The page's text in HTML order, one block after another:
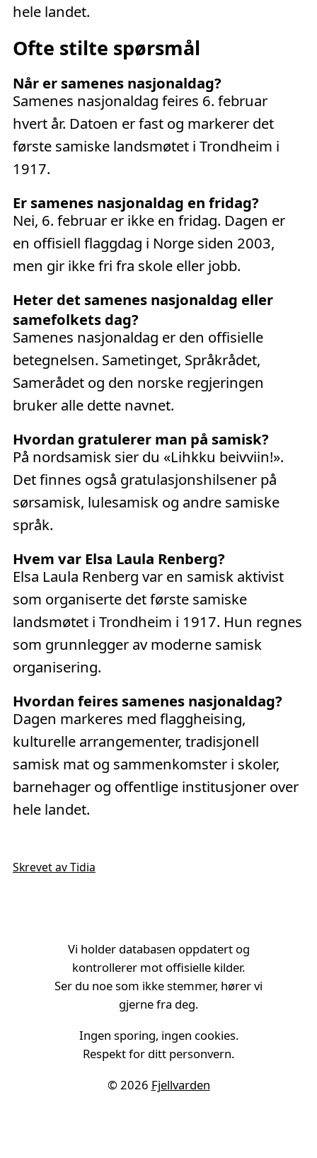
hele landet.
Ofte stilte spørsmål
Når er samenes nasjonaldag?
Samenes nasjonaldag feires 6. februar
hvert år. Datoen er fast og markerer det
første samiske landsmøtet i Trondheim i
1917.
Er samenes nasjonaldag en fridag?
Nei, 6. februar er ikke en fridag. Dagen er
en offisiell flaggdag i Norge siden 2003,
men gir ikke fri fra skole eller jobb.
Heter det samenes nasjonaldag eller
samefolkets dag?
Samenes nasjonaldag er den offisielle
betegnelsen. Sametinget, Språkrådet,
Samerådet og den norske regjeringen
bruker alle dette navnet.
Hvordan gratulerer man på samisk?
På nordsamisk sier du «Lihkku beivviin!».
Det finnes også gratulasjonshilsener på
sørsamisk, lulesamisk og andre samiske
språk.
Hvem var Elsa Laula Renberg?
Elsa Laula Renberg var en samisk aktivist
som organiserte det første samiske
landsmøtet i Trondheim i 1917. Hun regnes
som grunnlegger av moderne samisk
organisering.
Hvordan feires samenes nasjonaldag?
Dagen markeres med flaggheising,
kulturelle arrangementer, tradisjonell
samisk mat og sammenkomster i skoler,
barnehager og offentlige institusjoner over
hele landet.
Skrevet av Tidia
Vi holder databasen oppdatert og
kontrollerer mot offisielle kilder.
Ser du noe som ikke stemmer, hører vi
gjerne fra deg.
Ingen sporing, ingen cookies.
Respekt for ditt personvern.
© 2026 Fjellvarden